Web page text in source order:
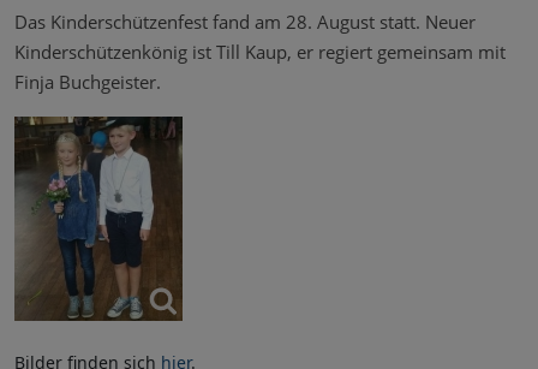
Das Kinderschützenfest fand am 28. August statt. Neuer
Kinderschützenkönig ist Till Kaup, er regiert gemeinsam mit
Finja Buchgeister.
Bilder finden sich hier.